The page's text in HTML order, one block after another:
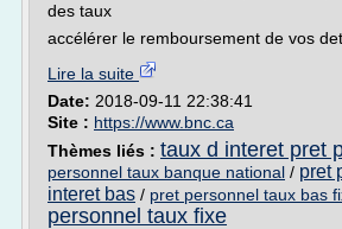
des taux
accélérer le remboursement de vos
Lire la suite
Date: 2018-09-11 22:38:41
Site : https://www.bnc.ca
Thèmes liés : taux d interet pret
personnel taux banque national / pret
interet bas / pret personnel taux bas
personnel taux fixe